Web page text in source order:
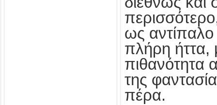
ως αντίπαλο
πλήρη ήττα,
πιθανότητα
της
πέρα.